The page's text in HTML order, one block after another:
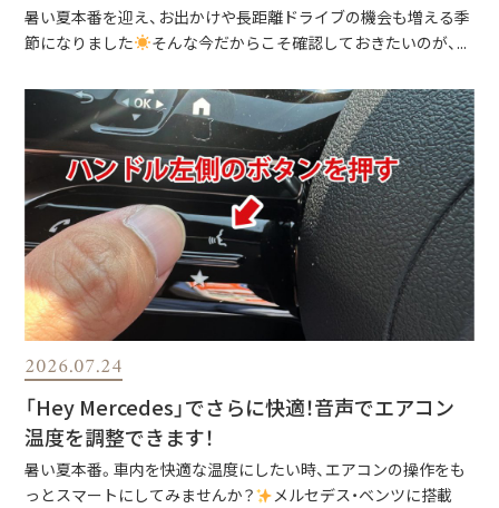
暑い夏本番を迎え、お出かけや長距離ドライブの機会も増える季
節になりました
そんな今だからこそ確認しておきたいのが、...
2026.07.24
「Hey Mercedes」でさらに快適！音声でエアコン
温度を調整できます！
暑い夏本番。車内を快適な温度にしたい時、エアコンの操作をも
っとスマートにしてみませんか？
メルセデス・ベンツに搭載